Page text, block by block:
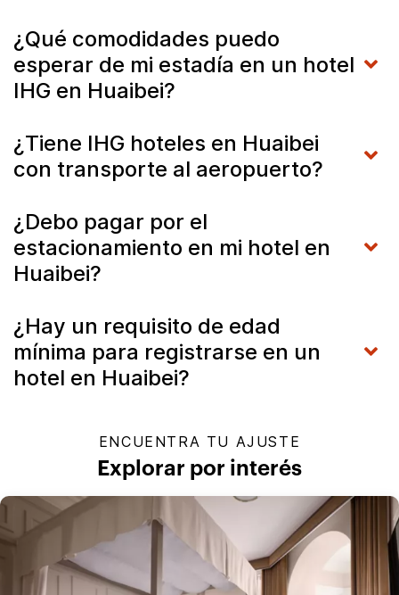
¿Qué comodidades puedo
esperar de mi estadía en un hotel
IHG en Huaibei?
¿Tiene IHG hoteles en Huaibei
con transporte al aeropuerto?
¿Debo pagar por el
estacionamiento en mi hotel en
Huaibei?
¿Hay un requisito de edad
mínima para registrarse en un
hotel en Huaibei?
ENCUENTRA TU AJUSTE
Explorar por interés